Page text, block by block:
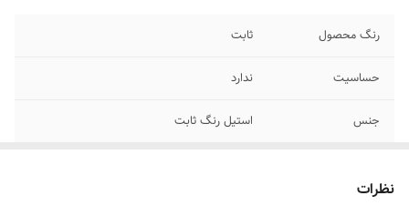
رنگ محصول ثابت
حساسیت ندارد
جنس استیل رنگ ثابت
نظرات